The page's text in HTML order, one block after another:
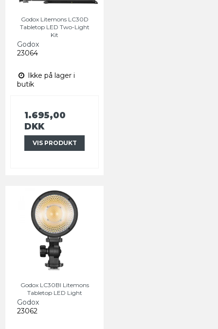
Godox Litemons LC30D
Tabletop LED Two-Light
Kit
Godox
23064
Ikke på lager i
butik
1.695,00
DKK
VIS PRODUKT
Godox LC30BI Litemons
Tabletop LED Light
Godox
23062